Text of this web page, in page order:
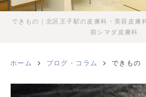
できもの｜北区王子駅の皮膚科・美容皮膚
前シマダ皮膚科
ホーム ブログ・コラム できもの